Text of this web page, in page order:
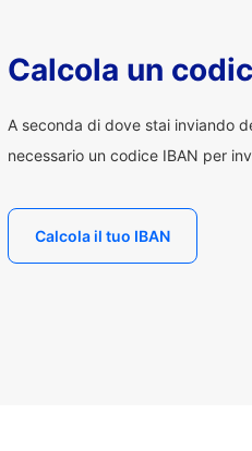
Calcola un
A seconda di dove stai inviando
necessario un codice IBAN per
Calcola il tuo IBAN